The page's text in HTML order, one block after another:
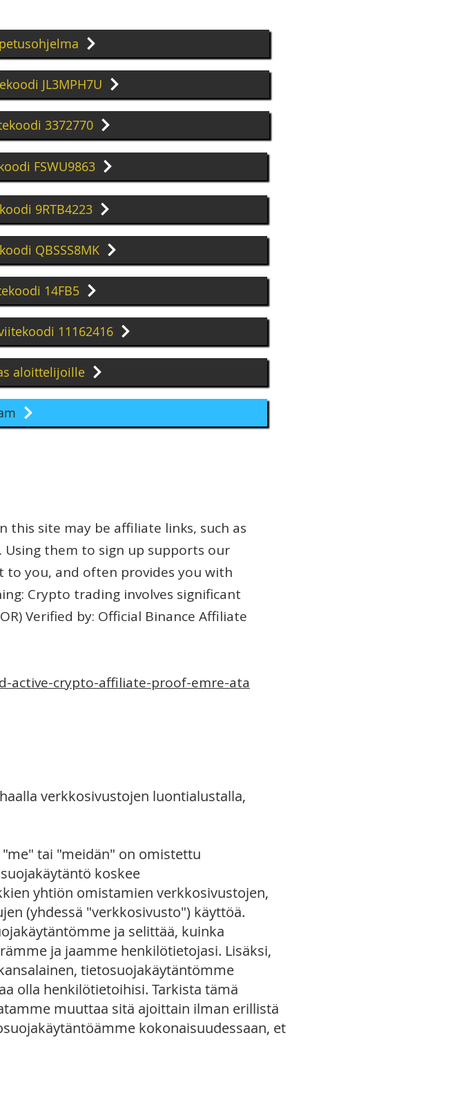
JL3MPH7U
3372770
FSWU9863
9RTB4223
QBSSS8MK
14FB5
11162416
aloittelijoille
this site may be affiliate links, such as
Using them to sign up supports our
to you, and often provides you with
Crypto trading involves significant
Verified by: Official Binance Affiliate
active-crypto-affiliate-proof-emre-ata
verkkosivustojen luontialustalla,
tai "meidän" on omistettu
koskee
yhtiön omistamien verkkosivustojen,
(yhdessä "verkkosivusto") käyttöä.
ja selittää, kuinka
ja jaamme henkilötietojasi. Lisäksi,
tietosuojakäytäntömme
olla henkilötietoihisi. Tarkista tämä
muuttaa sitä ajoittain ilman erillistä
kokonaisuudessaan, et